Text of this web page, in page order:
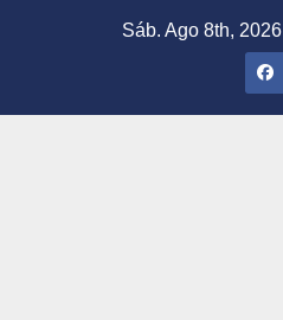
Sáb. Ago 8th, 2026